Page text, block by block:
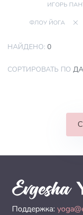
ИГОРЬ
ФЛОУ ЙОГА
НАЙДЕНО: 0
СОРТИРОВАТЬ ПО
Поддержка: